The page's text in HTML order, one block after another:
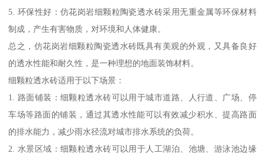
5. 环保性好：仿花岗岩细颗粒陶瓷透水砖采用无重金属等环保材料
制成，产生有害物质，对环境和人体健康。
总之，仿花岗岩细颗粒陶瓷透水砖既具有美观的外观，又具备良好
的透水性能和耐久性，是一种理想的地面装饰材料。
细颗粒透水砖适用于以下场景：
1. 路面铺装：细颗粒透水砖可以用于城市道路、人行道、广场、停
车场等路面的铺装，通过其透水性能可以有效减少积水、提高路面
的排水能力，减少雨水径流对城市排水系统的负荷。
2. 水景区域：细颗粒透水砖可以用于人工湖泊、池塘、游泳池边缘